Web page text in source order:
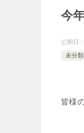
今
公開日：
未分類
皆様